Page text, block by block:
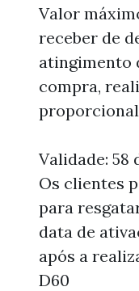
Valor
receber de
atingimento
compra,
Validade: 58
Os clientes
para
data de
após a
D60